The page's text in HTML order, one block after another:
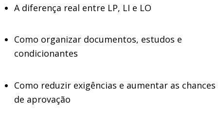
A diferença real entre LP, LI e LO
Como organizar documentos, estudos e
condicionantes
Como reduzir exigências e aumentar as chances
de aprovação